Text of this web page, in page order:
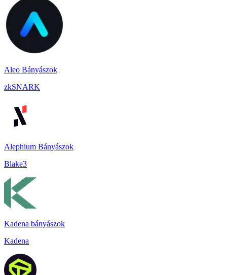
Aleo Bányászok
zkSNARK
Alephium Bányászok
Blake3
Kadena bányászok
Kadena